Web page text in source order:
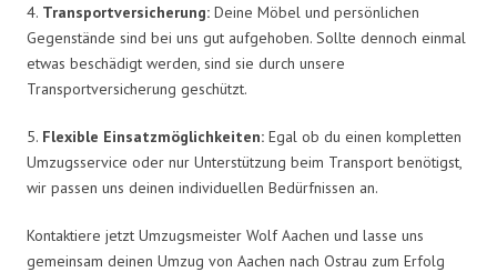
4. Transportversicherung: Deine Möbel und persönlichen
Gegenstände sind bei uns gut aufgehoben. Sollte dennoch einmal
etwas beschädigt werden, sind sie durch unsere
Transportversicherung geschützt.
5. Flexible Einsatzmöglichkeiten: Egal ob du einen kompletten
Umzugsservice oder nur Unterstützung beim Transport benötigst,
wir passen uns deinen individuellen Bedürfnissen an.
Kontaktiere jetzt Umzugsmeister Wolf Aachen und lasse uns
gemeinsam deinen Umzug von Aachen nach Ostrau zum Erfolg